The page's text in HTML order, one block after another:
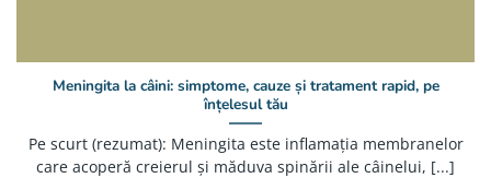
Meningita la câini: simptome, cauze și tratament rapid, pe
înțelesul tău
Pe scurt (rezumat): Meningita este inflamația membranelor
care acoperă creierul și măduva spinării ale câinelui, [...]